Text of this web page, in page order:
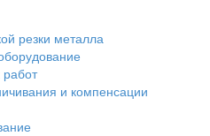
резки металла
и компенсации